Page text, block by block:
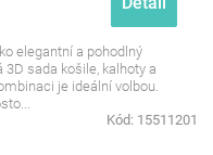
elegantní a pohodlný
sada košile, kalhoty a
je ideální volbou.
Kód: 15511201